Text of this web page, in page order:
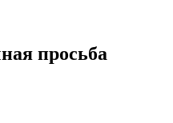
просьба